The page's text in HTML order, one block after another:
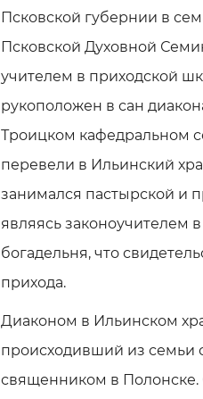
Псковской губернии в
Псковской Духовной
учителем в приходской
рукоположен в сан
Троицком кафедральном
перевели в Ильинский
занимался пастырской и
являясь законоучителем
богадельня, что
прихода.
Диаконом в Ильинском
происходивший из семьи
священником в